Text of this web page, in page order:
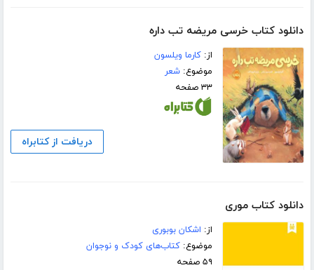
دانلود کتاب خرسی مریضه تب داره
از:کارما ویلسون
موضوع:شعر
۳۳ صفحه
دریافت از کتابراه
دانلود کتاب موری
از: اشکان بوبوری
موضوع:کتاب‌های کودک و نوجوان
۵۹ صفحه